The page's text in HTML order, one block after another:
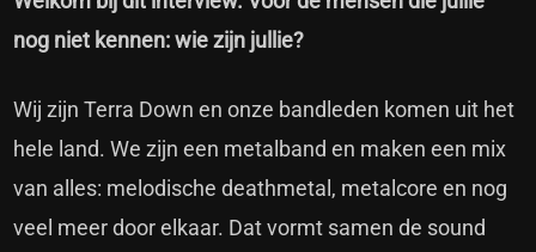
nog niet kennen: wie zijn jullie?
Wij zijn Terra Down en onze bandleden komen uit het
hele land. We zijn een metalband en maken een mix
van alles: melodische deathmetal, metalcore en nog
veel meer door elkaar. Dat vormt samen de sound